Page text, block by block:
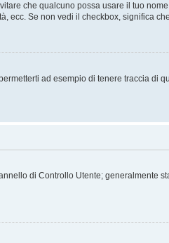
che qualcuno possa usare il tuo
ecc. Se non vedi il checkbox, significa
ad esempio di tenere traccia di
di Controllo Utente; generalmente